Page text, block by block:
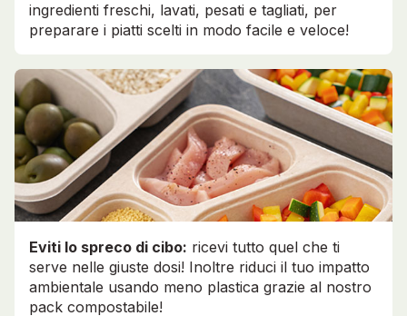
ingredienti freschi, lavati, pesati e tagliati, per
preparare i piatti scelti in modo facile e veloce!
Eviti lo spreco di cibo: ricevi tutto quel che ti
serve nelle giuste dosi! Inoltre riduci il tuo impatto
ambientale usando meno plastica grazie al nostro
pack compostabile!